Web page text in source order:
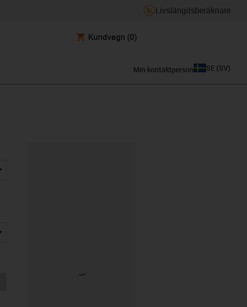
Livslängdsberäknare
Kundvagn (0)
Min kontaktperson SE (SV)